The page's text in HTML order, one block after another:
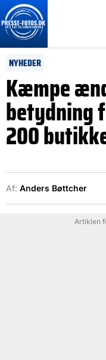
NYHEDER
Kæmpe
betydning
200
Af: Anders Bøttcher
Artiklen